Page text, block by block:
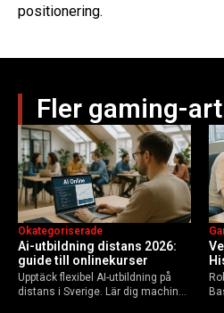
positionering.
Fler gaming-
Ai-utbildning distans 2026:
guide till onlinekurser
Okategoriserade
Upptäck flexibel AI-utbildning på
distans i Sverige. Lär dig machine